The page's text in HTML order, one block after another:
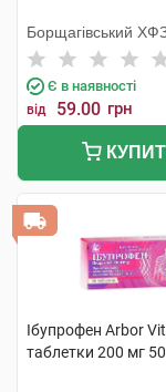
Борщагівський
Є в наявності
від 59.00 грн
Ібупрофен Arbor
таблетки 200 мг